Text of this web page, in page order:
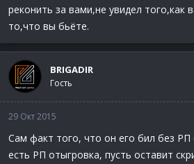
реконить за вами,не увидел того,как
то,что вы бьёте.
BRIGADIR
Гость
29 Окт 2015
Сам факт того, что он его бил без РП
есть РП отыгровка, пусть оставит